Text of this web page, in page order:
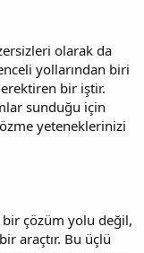
olarak da
yollarından biri
bir iştir.
sunduğu için
yeteneklerinizi
çözüm yolu değil,
araçtır. Bu üçlü